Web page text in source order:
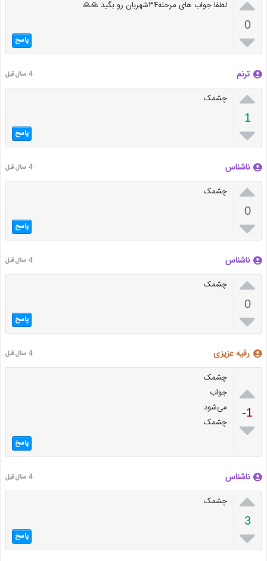
0

لطفا جواب های مرحله۳۴شهربان رو بگید 🙏🙏
پاسخ
ترنم 4 سال قبل

1

چشمک
پاسخ
ناشناس 4 سال قبل

0

چشمک
پاسخ
ناشناس 4 سال قبل

0

چشمک
پاسخ
رقیه عزیزی 4 سال قبل

-1

چشمک
جواب
می‌شود
چشمک
پاسخ
ناشناس 4 سال قبل

3

چشمک
پاسخ